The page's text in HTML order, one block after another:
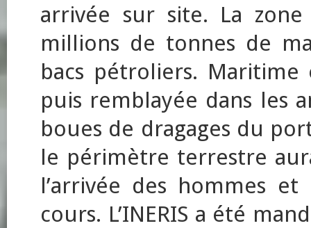
arrivée sur site. La
millions de tonnes de
bacs pétroliers.
puis remblayée dans les
boues de dragages du
le périmètre terrestre
l’arrivée des hommes
cours. L’INERIS a été